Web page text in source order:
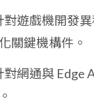
對遊戲機開發
關鍵機構件。
對網通與 Edge